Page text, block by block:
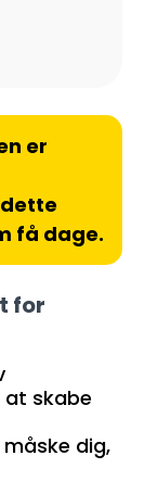
er
få dage.
for
skabe
dig,